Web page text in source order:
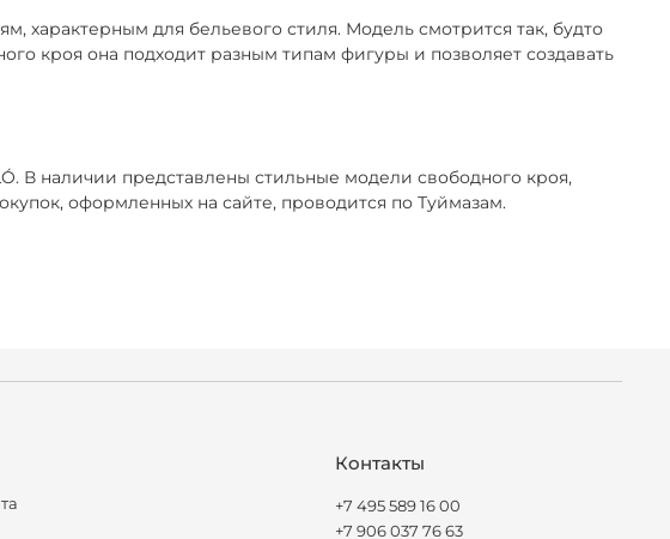
характерным для бельевого стиля. Модель смотрится так, будто
кроя она подходит разным типам фигуры и позволяет создавать
В наличии представлены стильные модели свободного кроя,
оформленных на сайте, проводится по Туймазам.
Контакты
+7 495 589 16 00
+7 906 037 76 63